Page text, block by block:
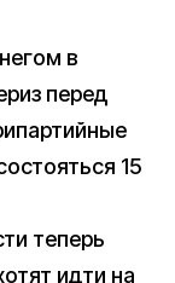
в
перед
15
теперь
идти на